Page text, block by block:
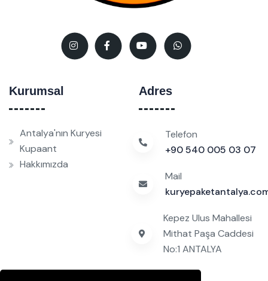
Kurumsal
Antalya'nın Kuryesi
Kupaant
Hakkımızda
Adres
Telefon
+90 540 005 03 07
Mail
Kepez Ulus Mahallesi
Mithat Paşa Caddesi
No:1 ANTALYA